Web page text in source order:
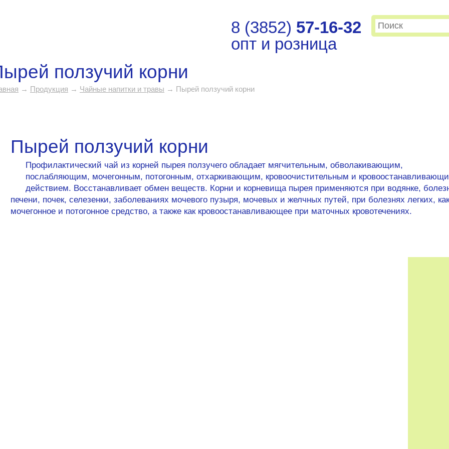
8 (3852) 57-16-32
опт и розница
ползучий корни
→ Продукция → Чайные напитки и травы → Пырей ползучий корни
Пырей ползучий корни
Профилактический чай из корней пырея ползучего обладает мягчительным, обволакивающим,
послабляющим, мочегонным, потогонным, отхаркивающим, кровоочистительным и
действием. Восстанавливает обмен веществ. Корни и корневища пырея применяются при водянке,
печени, почек, селезенки, заболеваниях мочевого пузыря, мочевых и желчных путей, при болезнях легких, как
мочегонное и потогонное средство, а также как кровоостанавливающее при маточных кровотечениях.